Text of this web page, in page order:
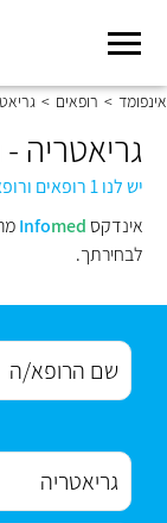
אינפומד > רופאים >
גריאטריה
יש לנו 1 רופאים ורופאות באתר
אינדקס
Infomed
לבחירתך.